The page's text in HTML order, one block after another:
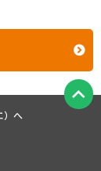
）へ